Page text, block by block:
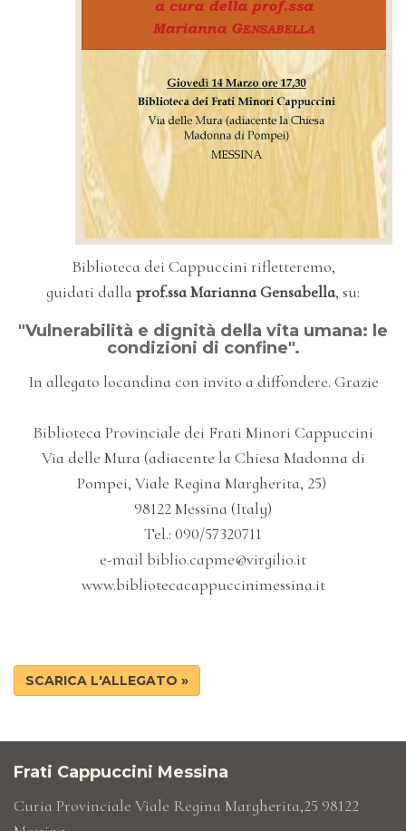
Biblioteca dei Cappuccini rifletteremo,
guidati dalla prof.ssa Marianna Gensabella, su:
"Vulnerabilità e dignità della vita umana: le
condizioni di confine".
In allegato locandina con invito a diffondere. Grazie
Biblioteca Provinciale dei Frati Minori Cappuccini
Via delle Mura (adiacente la Chiesa Madonna di
Pompei, Viale Regina Margherita, 25)
98122 Messina (Italy)
Tel.: 090/57320711
e-mail biblio.capme@virgilio.it
www.bibliotecacappuccinimessina.it
SCARICA L'ALLEGATO »
Frati Cappuccini Messina
Curia Provinciale Viale Regina Margherita,25 98122